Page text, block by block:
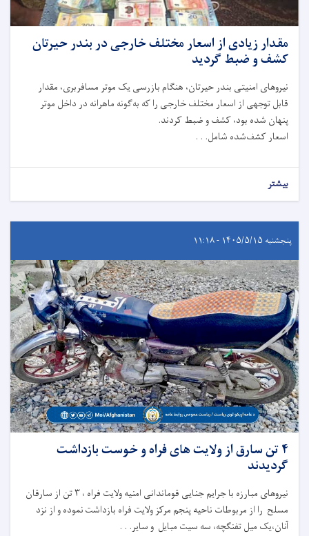
مقدار زیادی از اسعار مختلف خارجی در بندر حیرتان
کشف و ضبط گردید
نیروهای امنیتی بندر حیرتان، هنگام بازرسی یک موتر مسافربری، مقدار
قابل توجهی از اسعار مختلف خارجی را که به‌گونه ماهرانه در داخل موتر
پنهان شده بود، کشف و ضبط کردند.
اسعار کشف‌شده شامل. . .
بیشتر
پنجشنبه ۱۴۰۵/۵/۱۵ - ۱۱:۱۸
۴ تن سارق از ولایت های فراه و خوست بازداشت
گردیدند
نیروهای مبارزه با جرایم جنایی قوماندانی امنیه ولایت فراه ، ۳ تن از سارقان
مسلح را از مربوطات ناحیه پنجم مرکز ولایت فراه بازداشت نموده و از نزد
آنان،یک میل تفنگچه، سه سیت مبایل و سایر. . .